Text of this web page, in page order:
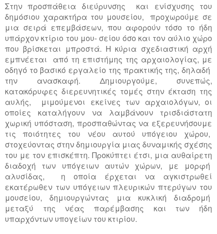
Στην προσπάθεια διεύρυνσης και ενίσχυσης του
δημόσιου χαρακτήρα του μουσείου, προχωρούμε σε
μια σειρά επεμβάσεων, που αφορούν τόσο το ήδη
υπάρχον κτίριο του μου- σείου όσο και τον αύλιο χώρο
που βρίσκεται μπροστά. Η κύρια σχεδιαστική αρχή
εμπνέεται από τη επιστήμης της αρχαιολογίας, με
οδηγό το βασικό εργαλείο της πρακτικής της, δηλαδή
την ανασκαφή. Δημιουργούμε, συνεπώς,
κατακόρυφες διερευνητικές τομές στην έκταση της
αυλής, μιμούμενοι εκείνες των αρχαιολόγων, οι
οποίες καταλήγουν να λαμβάνουν τρισδιάστατη
χωρική υπόσταση, προσπαθώντας να εξερευνήσουμε
τις ποιότητες του νέου αυτού υπόγειου χώρου,
στοχεύοντας στην δημιουργία μιας δυναμικής σχέσης
του με τον επισκέπτη. Προκύπτει έτσι, μια αυθαίρετη
διαδοχή των υπόγειων αυτών χώρων, με μορφή
αλυσίδας, η οποία έρχεται να αγκιστρωθεί
εκατέρωθεν των υπόγειων πλευρικών πτερύγων του
μουσείου, δημιουργώντας μια κυκλική διαδρομή
μεταξύ της νέας παρέμβασης και των ήδη
υπαρχόντων υπογείων του κτιρίου.